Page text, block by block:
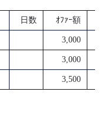
日数 ｵﾌｧｰ額
3,000
3,000
3,500